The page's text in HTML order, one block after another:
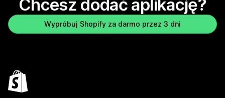
Chcesz dodać aplikację?
Wypróbuj Shopify za darmo przez 3 dni